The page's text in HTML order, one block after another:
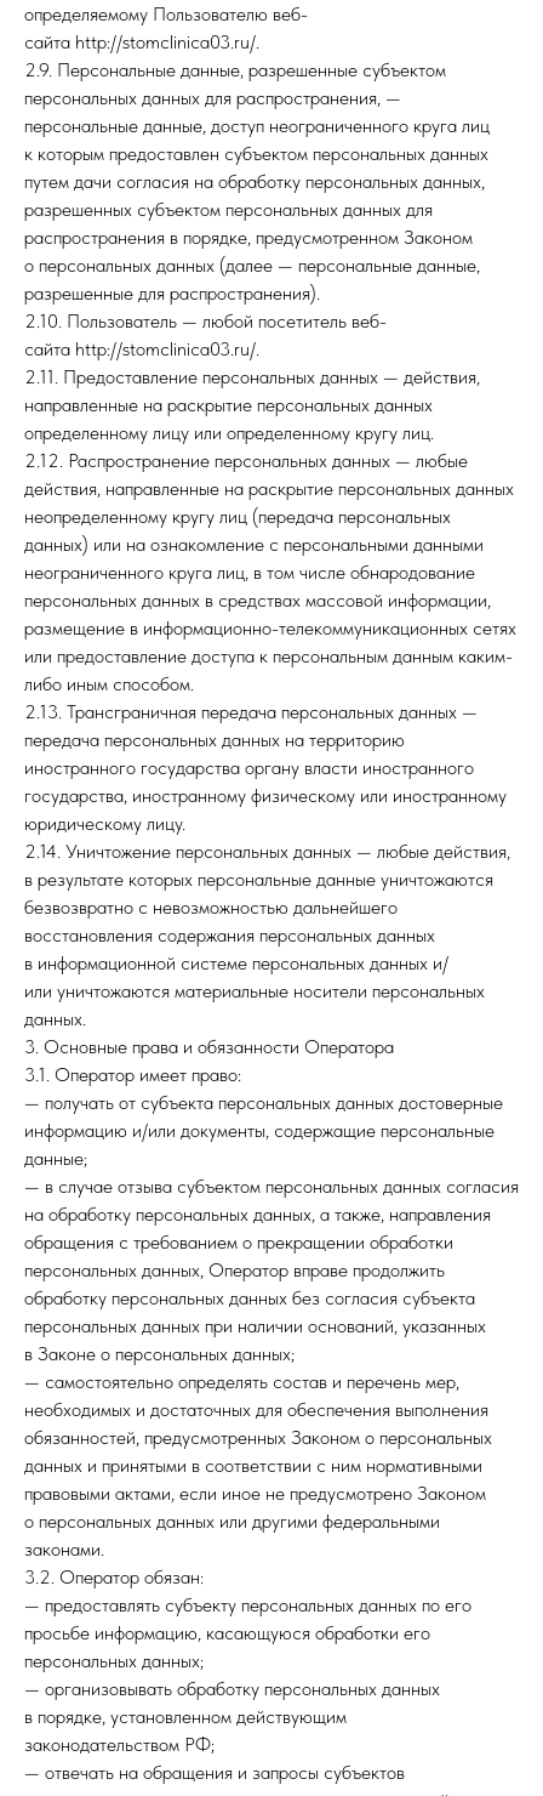
определяемому Пользователю веб-
сайта http://stomclinica03.ru/.
2.9. Персональные данные, разрешенные субъектом
персональных данных для распространения, —
персональные данные, доступ неограниченного круга лиц
к которым предоставлен субъектом персональных данных
путем дачи согласия на обработку персональных данных,
разрешенных субъектом персональных данных для
распространения в порядке, предусмотренном Законом
о персональных данных (далее — персональные данные,
разрешенные для распространения).
2.10. Пользователь — любой посетитель веб-
сайта http://stomclinica03.ru/.
2.11. Предоставление персональных данных — действия,
направленные на раскрытие персональных данных
определенному лицу или определенному кругу лиц.
2.12. Распространение персональных данных — любые
действия, направленные на раскрытие персональных данных
неопределенному кругу лиц (передача персональных
данных) или на ознакомление с персональными данными
неограниченного круга лиц, в том числе обнародование
персональных данных в средствах массовой информации,
размещение в информационно-телекоммуникационных сетях
или предоставление доступа к персональным данным каким-
либо иным способом.
2.13. Трансграничная передача персональных данных —
передача персональных данных на территорию
иностранного государства органу власти иностранного
государства, иностранному физическому или иностранному
юридическому лицу.
2.14. Уничтожение персональных данных — любые действия,
в результате которых персональные данные уничтожаются
безвозвратно с невозможностью дальнейшего
восстановления содержания персональных данных
в информационной системе персональных данных и/
или уничтожаются материальные носители персональных
данных.
3. Основные права и обязанности Оператора
3.1. Оператор имеет право:
— получать от субъекта персональных данных достоверные
информацию и/или документы, содержащие персональные
данные;
— в случае отзыва субъектом персональных данных согласия
на обработку персональных данных, а также, направления
обращения с требованием о прекращении обработки
персональных данных, Оператор вправе продолжить
обработку персональных данных без согласия субъекта
персональных данных при наличии оснований, указанных
в Законе о персональных данных;
— самостоятельно определять состав и перечень мер,
необходимых и достаточных для обеспечения выполнения
обязанностей, предусмотренных Законом о персональных
данных и принятыми в соответствии с ним нормативными
правовыми актами, если иное не предусмотрено Законом
о персональных данных или другими федеральными
законами.
3.2. Оператор обязан:
— предоставлять субъекту персональных данных по его
просьбе информацию, касающуюся обработки его
персональных данных;
— организовывать обработку персональных данных
в порядке, установленном действующим
законодательством РФ;
— отвечать на обращения и запросы субъектов